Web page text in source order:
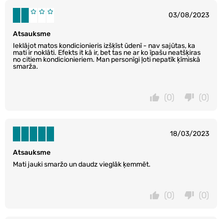
03/08/2023
Atsauksme
Ieklājot matos kondicionieris izšķīst ūdenī - nav sajūtas, ka
mati ir noklāti. Efekts it kā ir, bet tas ne ar ko īpašu neatšķiras
no citiem kondicionieriem. Man personīgi ļoti nepatīk ķīmiskā
smarža.
(0)
(0)
18/03/2023
Atsauksme
Mati jauki smaržo un daudz vieglāk ķemmēt.
(0)
(0)